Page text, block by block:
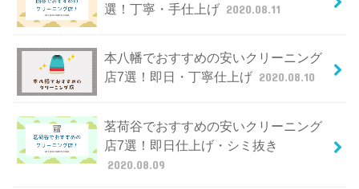
選！丁寧・手仕上げ 2020.08.11
本八幡でおすすめの安いクリーニング
店7選！即日・丁寧仕上げ 2020.08.10
茗荷谷でおすすめの安いクリーニング
店7選！即日仕上げ・シミ抜き
2020.08.09